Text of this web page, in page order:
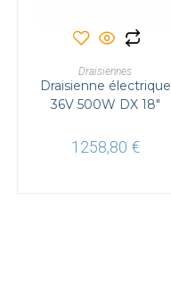
AJOUTER AU PANIER
Draisiennes
Draisienne électrique
36V 500W DX 18″
1258,80 €